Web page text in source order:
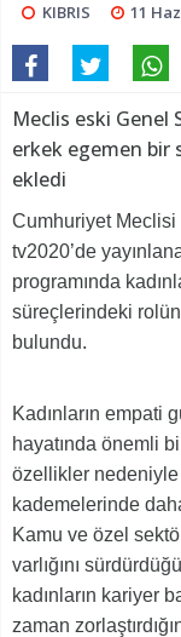
KIBRIS 11
Meclis eski Genel
erkek egemen bir
ekledi
Cumhuriyet Meclisi
tv2020’de
programında
süreçlerindeki
bulundu.
Kadınların empati
hayatında önemli
özellikler nedeniyle
kademelerinde
Kamu ve özel
varlığını
kadınların kariyer
zaman